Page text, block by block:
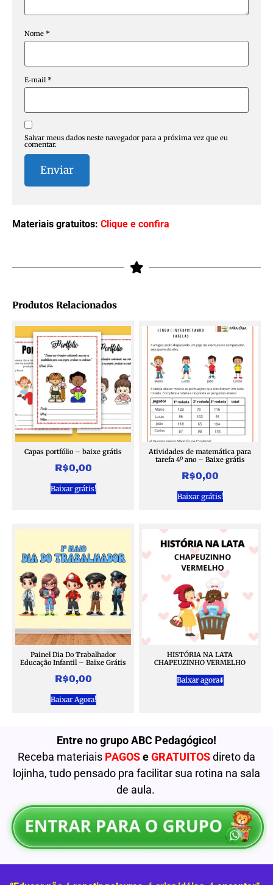
Nome *
E-mail *
Salvar meus dados neste navegador para a próxima vez que eu
comentar.
Materiais gratuitos: Clique e confira
Produtos Relacionados
Capas portfólio – baixe grátis
R$0,00
Baixar grátis!
Atividades de matemática para
tarefa 4º ano – Baixe grátis
R$0,00
Baixar grátis!
Painel Dia Do Trabalhador
Educação Infantil – Baixe Grátis
R$0,00
Baixar Agora!
HISTÓRIA NA LATA
CHAPEUZINHO VERMELHO
Baixar agora⬇️
Entre no grupo ABC Pedagógico!
Receba materiais PAGOSeGRATUITOSdireto da
lojinha, tudo pensado pra facilitar sua rotina na sala
de aula.